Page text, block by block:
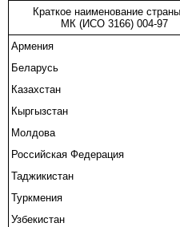
Краткое наименование
МК (ИСО 3166) 004-97
Армения
Беларусь
Казахстан
Кыргызстан
Молдова
Российская Федерация
Таджикистан
Туркмения
Узбекистан